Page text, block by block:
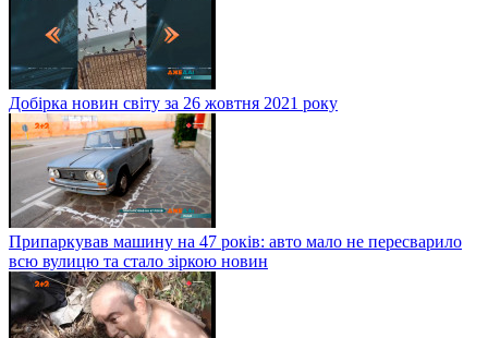
Добірка новин світу за 26 жовтня 2021 року
Припаркував машину на 47 років: авто мало не пересварило
всю вулицю та стало зіркою новин